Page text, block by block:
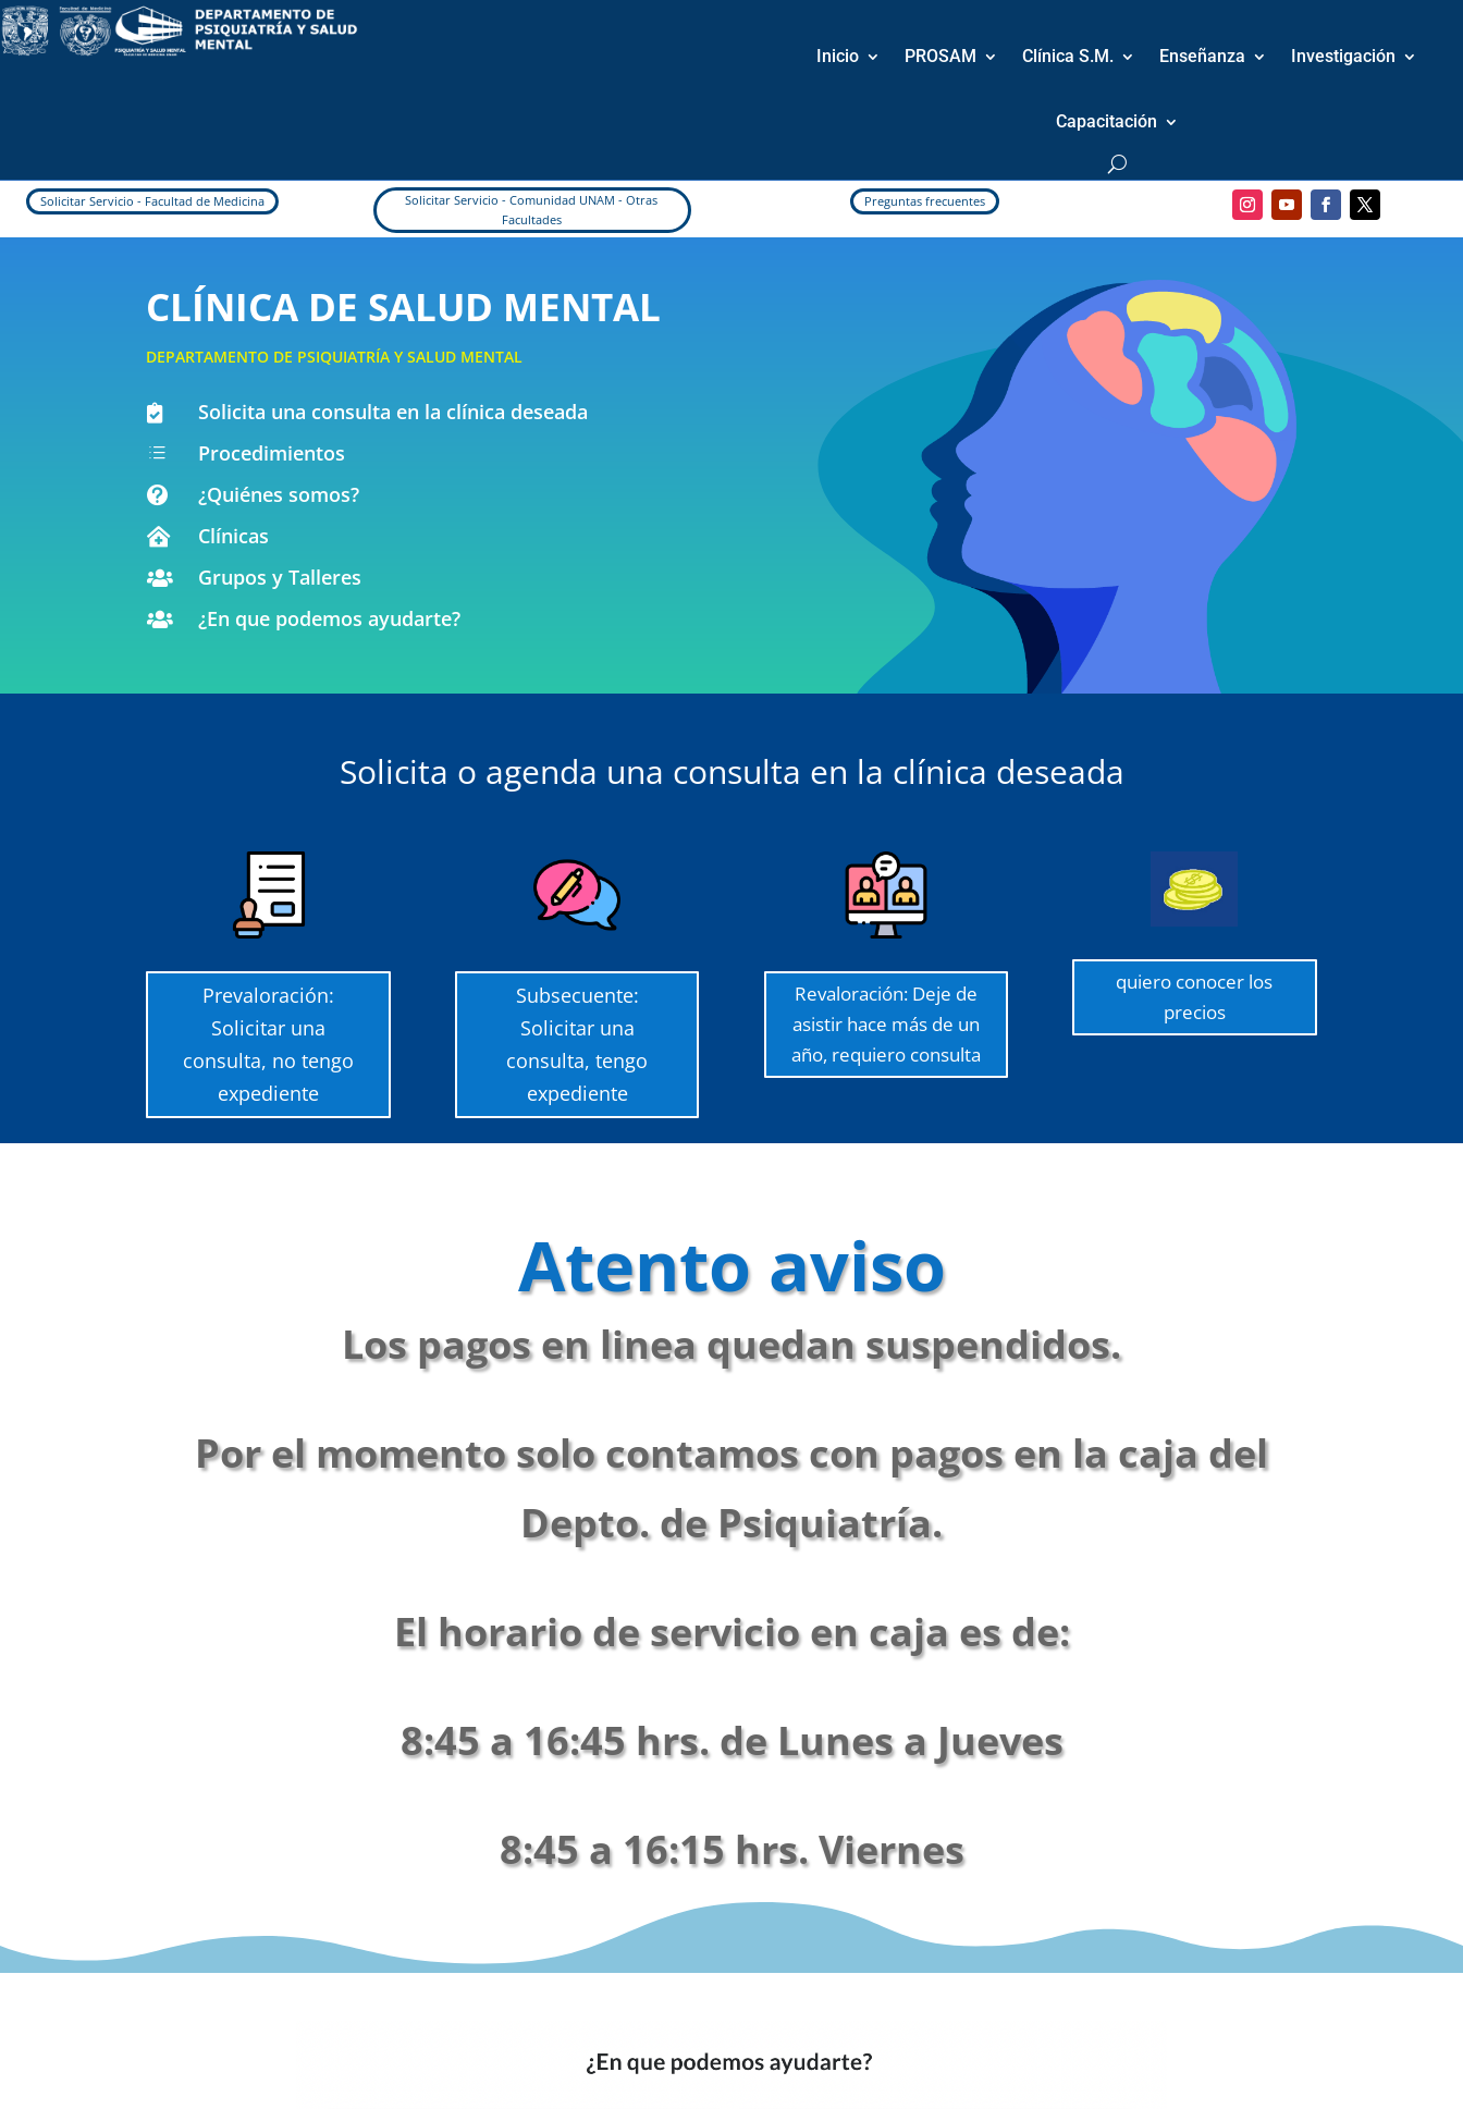
Inicio PROSAM Clínica S.M. Enseñanza Investigación
Capacitación
Solicitar Servicio - Facultad de Medicina
Solicitar Servicio - Comunidad UNAM - Otras
Facultades
Preguntas frecuentes
CLÍNICA DE SALUD MENTAL
DEPARTAMENTO DE PSIQUIATRÍA Y SALUD MENTAL
 Solicita una consulta en la clínica deseada
d Procedimientos
 ¿Quiénes somos?
 Clínicas
 Grupos y Talleres
 ¿En que podemos ayudarte?
Solicita o agenda una consulta en la clínica deseada
Prevaloración:
Solicitar una
consulta, no tengo
expediente
Subsecuente:
Solicitar una
consulta, tengo
expediente
Revaloración: Deje de
asistir hace más de un
año, requiero consulta
quiero conocer los
precios
Atento aviso
Los pagos en linea quedan suspendidos.
Por el momento solo contamos con pagos en la caja del
Depto. de Psiquiatría.
El horario de servicio en caja es de:
8:45 a 16:45 hrs. de Lunes a Jueves
8:45 a 16:15 hrs. Viernes